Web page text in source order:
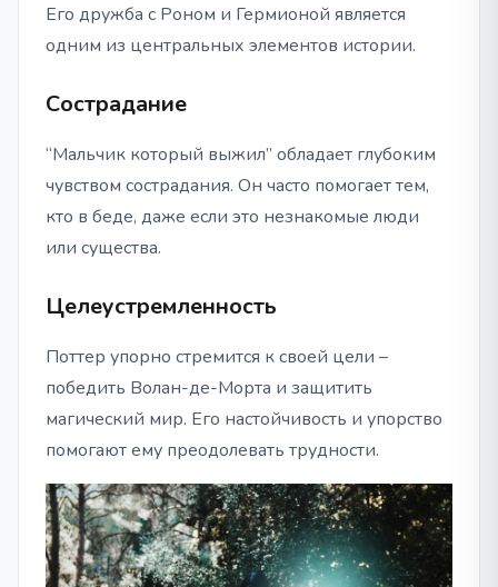
Его дружба с Роном и Гермионой является
одним из центральных элементов истории.
Сострадание
“Мальчик который выжил” обладает глубоким
чувством сострадания. Он часто помогает тем,
кто в беде, даже если это незнакомые люди
или существа.
Целеустремленность
Поттер упорно стремится к своей цели –
победить Волан-де-Морта и защитить
магический мир. Его настойчивость и упорство
помогают ему преодолевать трудности.